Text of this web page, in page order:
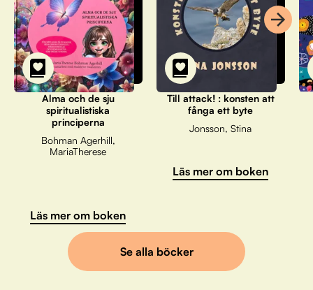
Alma och de sju
spiritualistiska
principerna
Bohman Agerhill,
MariaTherese
Läs mer om boken
Till attack! : konsten att
fånga ett byte
Jonsson, Stina
Läs mer om boken
Se alla böcker